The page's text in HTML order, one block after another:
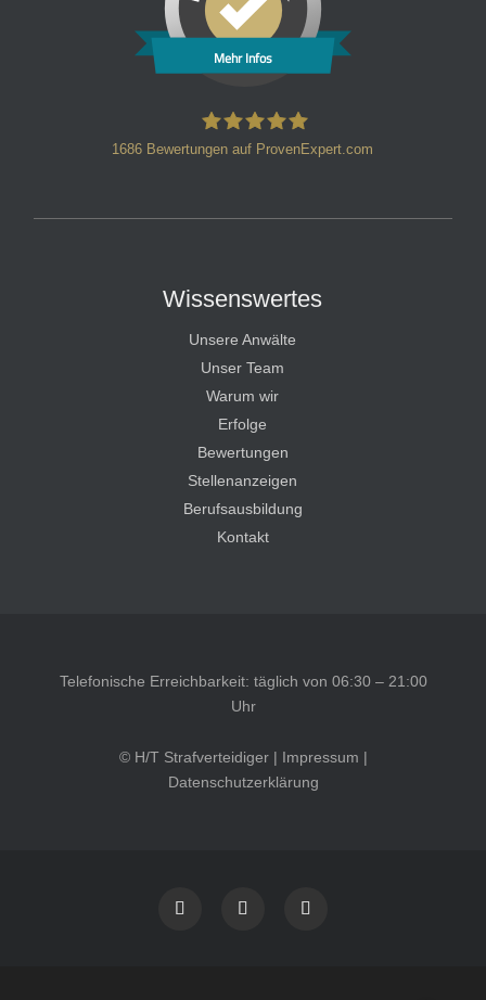
Mehr Infos
1686 Bewertungen auf ProvenExpert.com
Wissenswertes
Unsere Anwälte
Unser Team
Warum wir
Erfolge
Bewertungen
Stellenanzeigen
Berufsausbildung
Kontakt
Telefonische Erreichbarkeit: täglich von 06:30 – 21:00
Uhr
© H/T Strafverteidiger | Impressum |
Datenschutzerklärung